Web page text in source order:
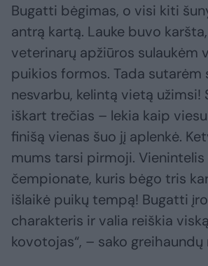
Bugatti bėgimas, o visi kiti
antrą kartą. Lauke buvo
veterinarų apžiūros sulaukėm
puikios formos. Tada sutarėm
nesvarbu, kelintą vietą užimsi!
iškart trečias – lekia kaip
finišą vienas šuo jį aplenkė.
mums tarsi pirmoji. Vienintelis
čempionate, kuris bėgo tris
išlaikė puikų tempą! Bugatti
charakteris ir valia reiškia
kovotojas“, – sako